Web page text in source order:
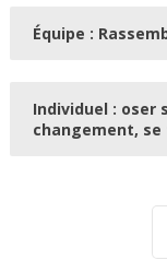
Équipe :
Individuel : oser
changement,